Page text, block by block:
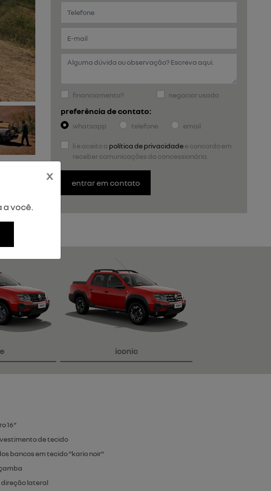
financiamento? negociar usado
preferência de contato:
whatsapp telefone email
li e aceito a política de privacidadee concordo em
receber comunicações da concessionária.
entrar em contato
iconic
16"
de tecido
bancos em tecido "kario noir"
lateral
x
a você.